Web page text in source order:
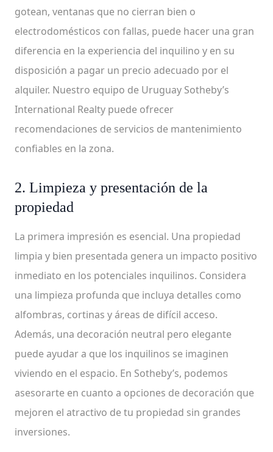
gotean, ventanas que no cierran bien o
electrodomésticos con fallas, puede hacer una gran
diferencia en la experiencia del inquilino y en su
disposición a pagar un precio adecuado por el
alquiler. Nuestro equipo de Uruguay Sotheby’s
International Realty puede ofrecer
recomendaciones de servicios de mantenimiento
confiables en la zona.
2. Limpieza y presentación de la
propiedad
La primera impresión es esencial. Una propiedad
limpia y bien presentada genera un impacto positivo
inmediato en los potenciales inquilinos. Considera
una limpieza profunda que incluya detalles como
alfombras, cortinas y áreas de difícil acceso.
Además, una decoración neutral pero elegante
puede ayudar a que los inquilinos se imaginen
viviendo en el espacio. En Sotheby’s, podemos
asesorarte en cuanto a opciones de decoración que
mejoren el atractivo de tu propiedad sin grandes
inversiones.